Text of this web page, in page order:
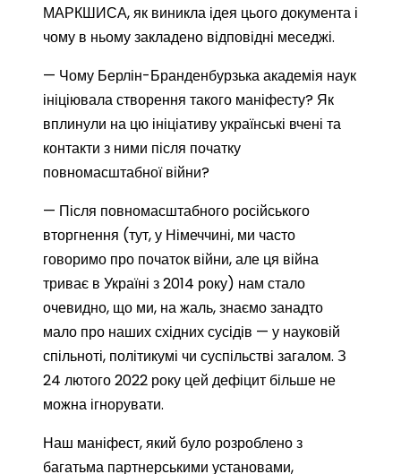
МАРКШИСА, як виникла ідея цього документа і
чому в ньому закладено відповідні меседжі.
— Чому Берлін-Бранденбурзька академія наук
ініціювала створення такого маніфесту? Як
вплинули на цю ініціативу українські вчені та
контакти з ними після початку
повномасштабної війни?
— Після повномасштабного російського
вторгнення (тут, у Німеччині, ми часто
говоримо про початок війни, але ця війна
триває в Україні з 2014 року) нам стало
очевидно, що ми, на жаль, знаємо занадто
мало про наших східних сусідів — у науковій
спільноті, політикумі чи суспільстві загалом. З
24 лютого 2022 року цей дефіцит більше не
можна ігнорувати.
Наш маніфест, який було розроблено з
багатьма партнерськими установами,